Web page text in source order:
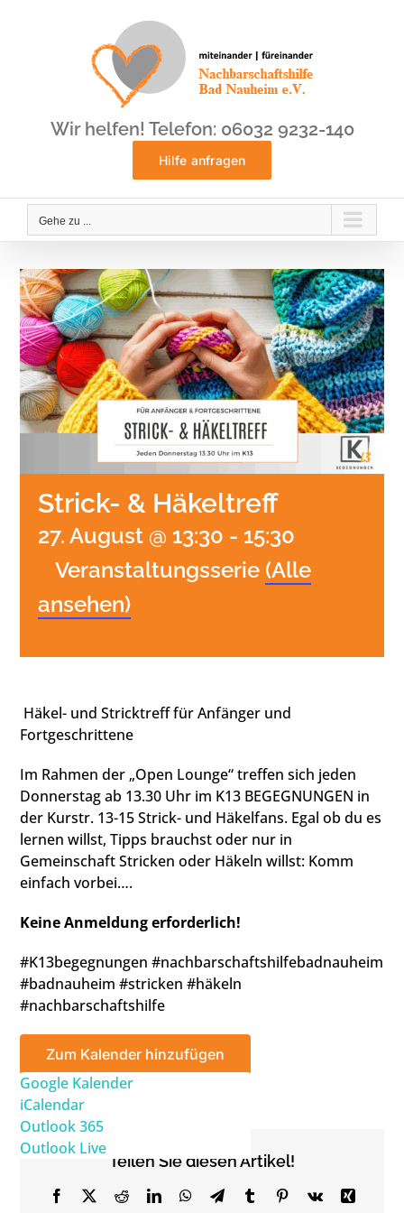
Wir helfen! Telefon: 06032 9232-140
Hilfe anfragen
Gehe zu ...
Strick- & Häkeltreff
27. August @ 13:30 - 15:30
Veranstaltungsserie (Alle
ansehen)
Häkel- und Stricktreff für Anfänger und
Fortgeschrittene
Im Rahmen der „Open Lounge“ treffen sich jeden
Donnerstag ab 13.30 Uhr im K13 BEGEGNUNGEN in
der Kurstr. 13-15 Strick- und Häkelfans. Egal ob du es
lernen willst, Tipps brauchst oder nur in
Gemeinschaft Stricken oder Häkeln willst: Komm
einfach vorbei….
Keine Anmeldung erforderlich!
#K13begegnungen #nachbarschaftshilfebadnauheim
#badnauheim #stricken #häkeln
#nachbarschaftshilfe
Zum Kalender hinzufügen
Google Kalender
iCalendar
Outlook 365
Outlook Live
Teilen Sie diesen Artikel!
Facebook
X RedditLinkedInWhatsApp
TelegramTumblrPinterest
Vk
Xing